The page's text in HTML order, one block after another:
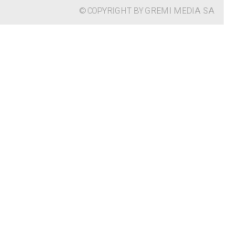
© COPYRIGHT BY GREMI MEDIA SA